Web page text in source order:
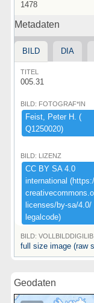
1478
Metadaten
BILD DIA
TITEL
005.31
BILD: FOTOGRAF*IN
Feist,​ ​Peter ​H.​ ​(​
Q1250020)​
BILD: LIZENZ
CC ​BY ​SA ​4.​0 ​
international
licenses/​by-​sa/​4.​0/​
legalcode)​
BILD: VOLLBILDDIGILIB
full size image (raw
Geodaten